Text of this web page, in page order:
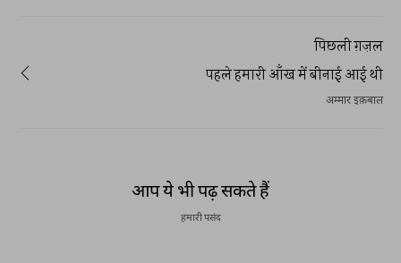
पिछली ग़ज़ल
पहले हमारी आँख में बीनाई आई थी
अम्मार इक़बाल
आप ये भी पढ़ सकते हैं
हमारी पसंद